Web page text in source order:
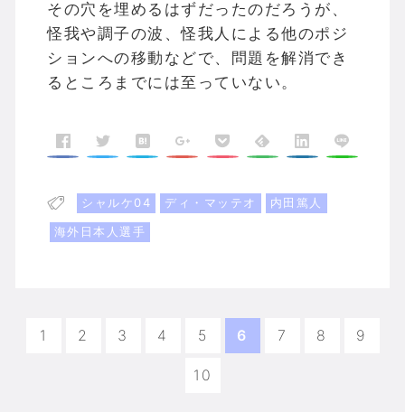
その穴を埋めるはずだったのだろうが、
怪我や調子の波、怪我人による他のポジ
ションへの移動などで、問題を解消でき
るところまでには至っていない。
シャルケ04 ディ・マッテオ
内田篤人
海外日本人選手
1 2 3 4 5 6 7 8 9
10